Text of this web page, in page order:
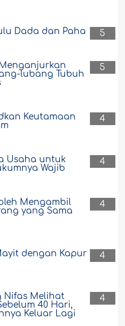
5
Dada dan Paha
5
lubang Tubuh
4
Keutamaan
4
Usaha untuk
Wajib
4
Mengambil
yang Sama
4
dengan Kapur
4
Nifas Melihat
40 Hari,
Keluar Lagi